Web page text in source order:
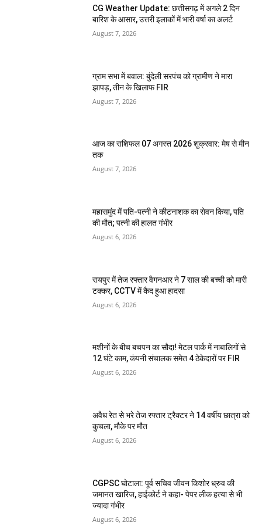
CG Weather Update: छत्तीसगढ़ में अगले 2 दिन
बारिश के आसार, उत्तरी इलाकों में भारी वर्षा का अलर्ट
August 7, 2026
ग्राम सभा में बवाल: बुंदेली सरपंच को ग्रामीण ने मारा
झापड़, तीन के खिलाफ FIR
August 7, 2026
आज का राशिफल 07 अगस्त 2026 शुक्रवार: मेष से मीन
तक
August 7, 2026
महासमुंद में पति-पत्नी ने कीटनाशक का सेवन किया, पति
की मौत; पत्नी की हालत गंभीर
August 6, 2026
रायपुर में तेज रफ्तार वैगनआर ने 7 साल की बच्ची को मारी
टक्कर, CCTV में कैद हुआ हादसा
August 6, 2026
मशीनों के बीच बचपन का सौदा! मेटल पार्क में नाबालिगों से
12 घंटे काम, कंपनी संचालक समेत 4 ठेकेदारों पर FIR
August 6, 2026
अवैध रेत से भरे तेज रफ्तार ट्रैक्टर ने 14 वर्षीय छात्रा को
कुचला, मौके पर मौत
August 6, 2026
CGPSC घोटाला: पूर्व सचिव जीवन किशोर ध्रुव की
जमानत खारिज, हाईकोर्ट ने कहा- पेपर लीक हत्या से भी
ज्यादा गंभीर
August 6, 2026